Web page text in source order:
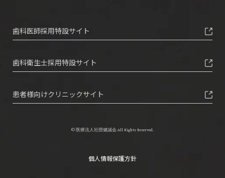
歯科医師採用特設サイト
歯科衛生士採用特設サイト
患者様向けクリニックサイト
© 医療法人社団健誠会.All Rights Reserved.
個人情報保護方針